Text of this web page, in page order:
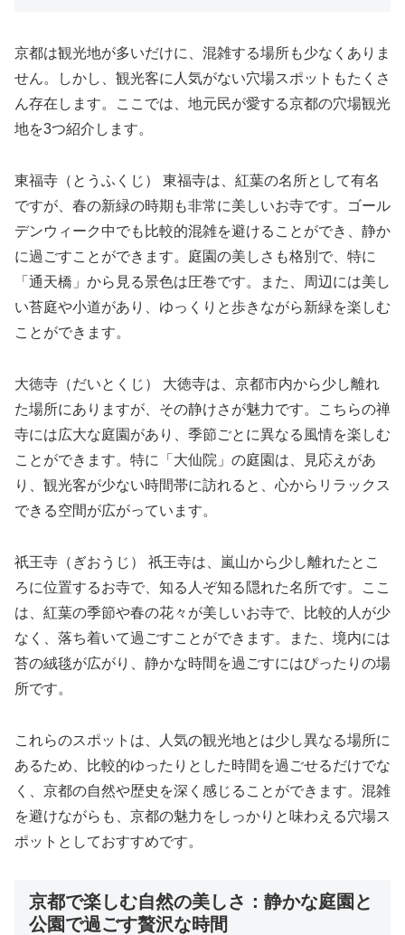
京都は観光地が多いだけに、混雑する場所も少なくありま
せん。しかし、観光客に人気がない穴場スポットもたくさ
ん存在します。ここでは、地元民が愛する京都の穴場観光
地を3つ紹介します。
東福寺（とうふくじ） 東福寺は、紅葉の名所として有名
ですが、春の新緑の時期も非常に美しいお寺です。ゴール
デンウィーク中でも比較的混雑を避けることができ、静か
に過ごすことができます。庭園の美しさも格別で、特に
「通天橋」から見る景色は圧巻です。また、周辺には美し
い苔庭や小道があり、ゆっくりと歩きながら新緑を楽しむ
ことができます。
大徳寺（だいとくじ） 大徳寺は、京都市内から少し離れ
た場所にありますが、その静けさが魅力です。こちらの禅
寺には広大な庭園があり、季節ごとに異なる風情を楽しむ
ことができます。特に「大仙院」の庭園は、見応えがあ
り、観光客が少ない時間帯に訪れると、心からリラックス
できる空間が広がっています。
祇王寺（ぎおうじ） 祇王寺は、嵐山から少し離れたとこ
ろに位置するお寺で、知る人ぞ知る隠れた名所です。ここ
は、紅葉の季節や春の花々が美しいお寺で、比較的人が少
なく、落ち着いて過ごすことができます。また、境内には
苔の絨毯が広がり、静かな時間を過ごすにはぴったりの場
所です。
これらのスポットは、人気の観光地とは少し異なる場所に
あるため、比較的ゆったりとした時間を過ごせるだけでな
く、京都の自然や歴史を深く感じることができます。混雑
を避けながらも、京都の魅力をしっかりと味わえる穴場ス
ポットとしておすすめです。
京都で楽しむ自然の美しさ：静かな庭園と
公園で過ごす贅沢な時間